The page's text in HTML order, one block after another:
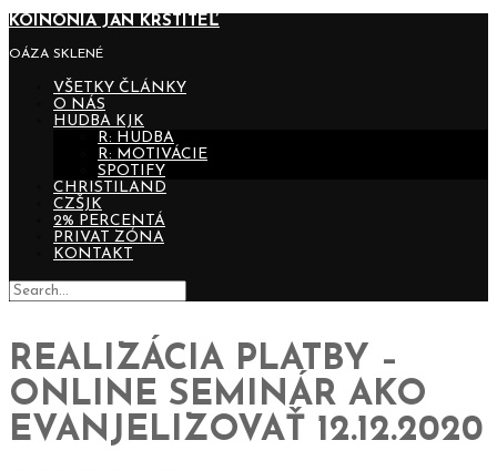
KOINONIA JÁN KRSTITEĽ
OÁZA SKLENÉ
VŠETKY ČLÁNKY
O NÁS
HUDBA KJK
R: HUDBA
R: MOTIVÁCIE
SPOTIFY
CHRISTILAND
CZŠJK
2% PERCENTÁ
PRIVAT ZÓNA
KONTAKT
REALIZÁCIA PLATBY –
ONLINE SEMINÁR AKO
EVANJELIZOVAŤ 12.12.2020